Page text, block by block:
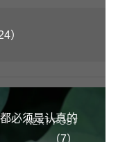
）
NEXT POST
必须是认真的
（7）